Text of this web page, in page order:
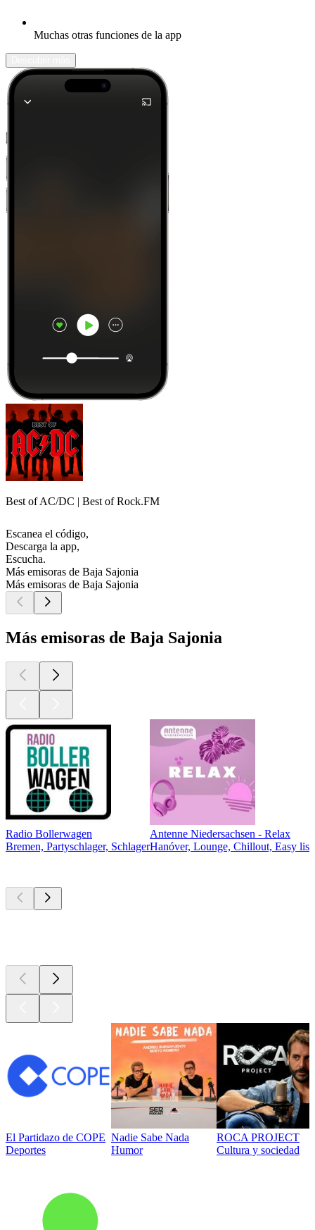
Muchas otras funciones de la app
Best of AC/DC | Best of Rock.FM
Escanea el código,
Descarga la app,
Escucha.
Más emisoras de Baja Sajonia
Más emisoras de Baja Sajonia
Más emisoras de Baja Sajonia
Radio Bollerwagen
Bremen, Partyschlager, Schlager
Antenne Niedersachsen - Relax
Hanóver, Lounge, Chillout, Easy
El Partidazo de COPE
Deportes
Nadie Sabe Nada
Humor
ROCA PROJECT
Cultura y sociedad